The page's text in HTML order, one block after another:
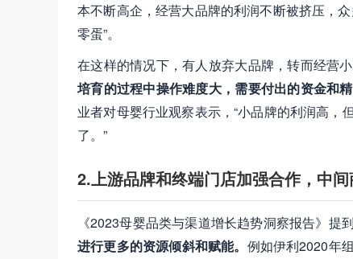
本不断高企，经营大品牌的利润不断被挤压，
零蛋”。
在这样的情况下，有人放弃大品牌，转而经营
培育的过程中操作难度大，需要付出的资金和
业者对母婴行业观察表示，“小品牌的利润高
了。”
2.上游品牌和终端门店加强合作，中
《2023母婴品类与渠道增长趋势洞察报告》提
进行更多的资源倾斜和赋能。 例如伊利2020年